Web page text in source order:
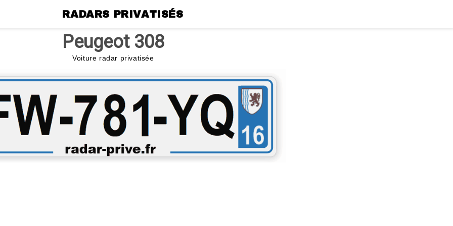
RADARS PRIVATISÉS
Peugeot 308
Voiture radar privatisée